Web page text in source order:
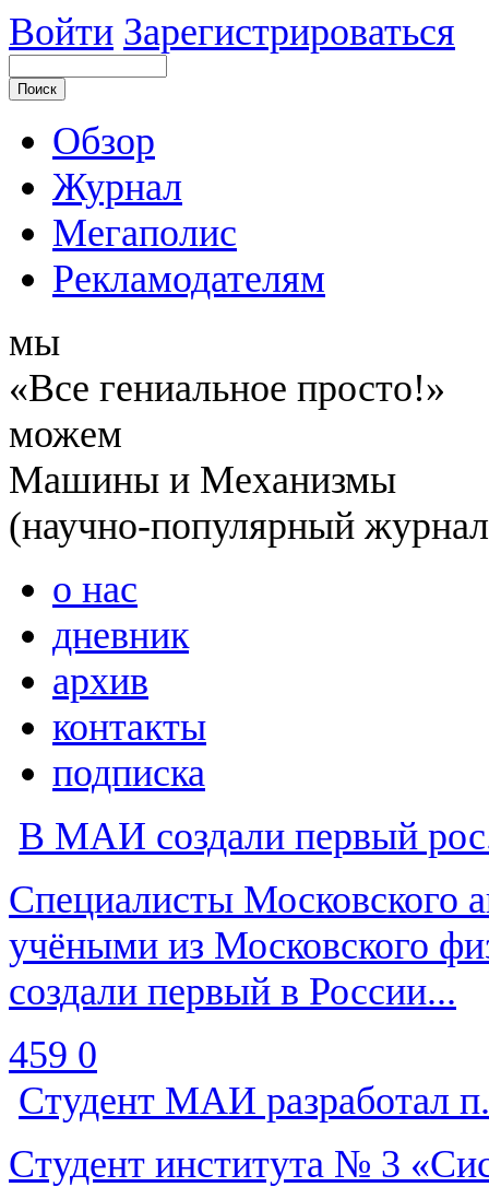
Войти Зарегистрироваться
Обзор
Журнал
Мегаполис
Рекламодателям
мы
«Все гениальное просто!»
можем
Машины и Механизмы
(научно-популярный
о нас
дневник
архив
контакты
подписка
В МАИ создали первый
Специалисты Московского
учёными из Московского
создали первый в России...
459 0
Студент МАИ разработал
Студент института № 3